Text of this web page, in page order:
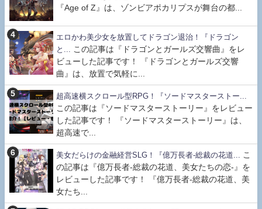
『Age of Z』は、ゾンビアポカリプスが舞台の都...
エロかわ美少女を放置してドラゴン退治！『ドラゴン
と...
この記事は『ドラゴンとガールズ交響曲』をレ
ビューした記事です！ 『ドラゴンとガールズ交響
曲』は、放置で気軽に...
超高速横スクロール型RPG！『ソードマスターストー...
この記事は『ソードマスターストーリー』をレビュー
した記事です！ 『ソードマスターストーリー』は、
超高速で...
美女だらけの金融経営SLG！『億万長者-総裁の花道...
こ
の記事は『億万長者-総裁の花道、美女たちの恋-』を
レビューした記事です！ 『億万長者-総裁の花道、美
女たち...